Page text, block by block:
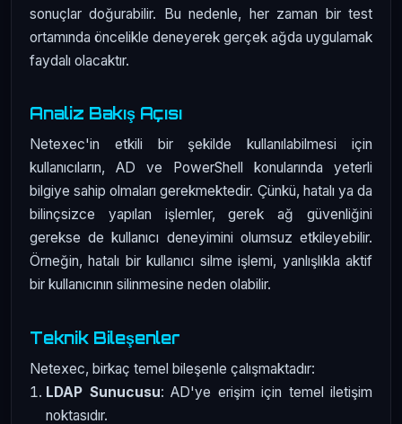
sonuçlar doğurabilir. Bu nedenle, her zaman bir test
ortamında öncelikle deneyerek gerçek ağda uygulamak
faydalı olacaktır.
Analiz Bakış Açısı
Netexec'in etkili bir şekilde kullanılabilmesi için
kullanıcıların, AD ve PowerShell konularında yeterli
bilgiye sahip olmaları gerekmektedir. Çünkü, hatalı ya da
bilinçsizce yapılan işlemler, gerek ağ güvenliğini
gerekse de kullanıcı deneyimini olumsuz etkileyebilir.
Örneğin, hatalı bir kullanıcı silme işlemi, yanlışlıkla aktif
bir kullanıcının silinmesine neden olabilir.
Teknik Bileşenler
Netexec, birkaç temel bileşenle çalışmaktadır:
LDAP Sunucusu: AD'ye erişim için temel iletişim
noktasıdır.